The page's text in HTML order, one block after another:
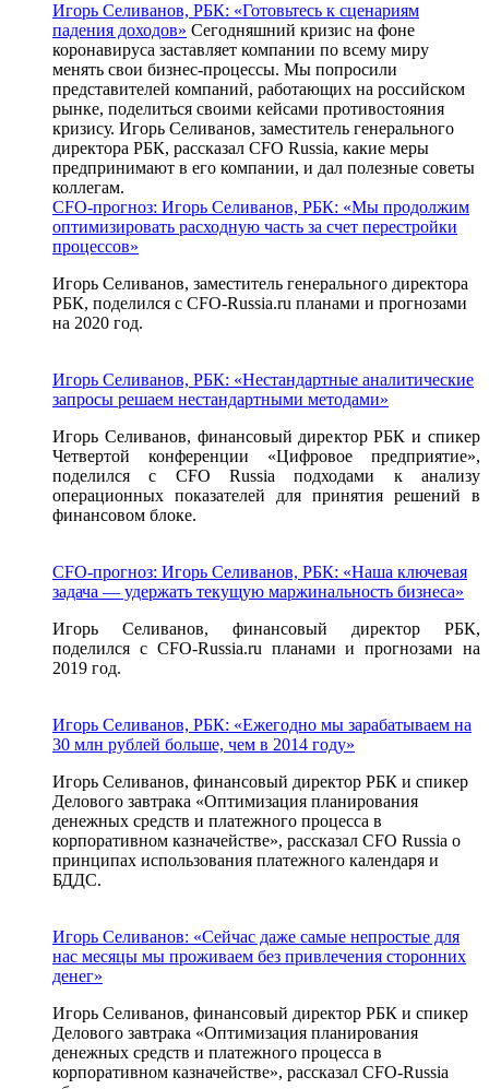
Игорь Селиванов, РБК: «Готовьтесь к сценариям
падения доходов» Сегодняшний кризис на фоне
коронавируса заставляет компании по всему миру
менять свои бизнес-процессы. Мы попросили
представителей компаний, работающих на российском
рынке, поделиться своими кейсами противостояния
кризису. Игорь Селиванов, заместитель генерального
директора РБК, рассказал CFO Russia, какие меры
предпринимают в его компании, и дал полезные советы
коллегам.
CFO-прогноз: Игорь Селиванов, РБК: «Мы продолжим
оптимизировать расходную часть за счет перестройки
процессов»
Игорь Селиванов, заместитель генерального директора
РБК, поделился с CFO-Russia.ru планами и прогнозами
на 2020 год.
Игорь Селиванов, РБК: «Нестандартные аналитические
запросы решаем нестандартными методами»
Игорь Селиванов, финансовый директор РБК и спикер
Четвертой конференции «Цифровое предприятие»,
поделился с CFO Russia подходами к анализу
операционных показателей для принятия решений в
финансовом блоке.
CFO-прогноз: Игорь Селиванов, РБК: «Наша ключевая
задача — удержать текущую маржинальность бизнеса»
Игорь Селиванов, финансовый директор РБК,
поделился с CFO-Russia.ru планами и прогнозами на
2019 год.
Игорь Селиванов, РБК: «Ежегодно мы зарабатываем на
30 млн рублей больше, чем в 2014 году»
Игорь Селиванов, финансовый директор РБК и спикер
Делового завтрака «Оптимизация планирования
денежных средств и платежного процесса в
корпоративном казначействе», рассказал CFO Russia о
принципах использования платежного календаря и
БДДС.
Игорь Селиванов: «Сейчас даже самые непростые для
нас месяцы мы проживаем без привлечения сторонних
денег»
Игорь Селиванов, финансовый директор РБК и спикер
Делового завтрака «Оптимизация планирования
денежных средств и платежного процесса в
корпоративном казначействе», рассказал СFO-Russia